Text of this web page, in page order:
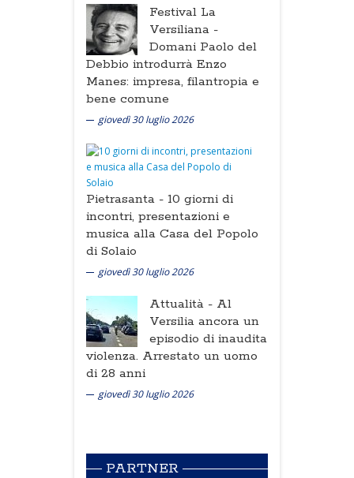
Festival La
Versiliana -
Domani Paolo del
Debbio introdurrà Enzo
Manes: impresa, filantropia e
bene comune
giovedì 30 luglio 2026
Pietrasanta - 10 giorni di
incontri, presentazioni e
musica alla Casa del Popolo
di Solaio
giovedì 30 luglio 2026
Attualità - Al
Versilia ancora un
episodio di inaudita
violenza. Arrestato un uomo
di 28 anni
giovedì 30 luglio 2026
PARTNER